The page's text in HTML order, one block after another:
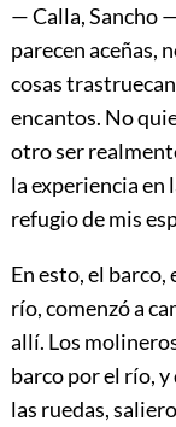
— Calla, Sancho
parecen aceñas,
cosas
encantos. No
otro ser
la experiencia
refugio de mis
En esto, el
río, comenzó a
allí. Los
barco por el río, y
las ruedas,